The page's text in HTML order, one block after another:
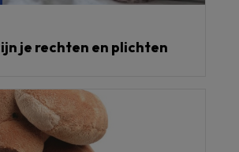
je rechten en plichten